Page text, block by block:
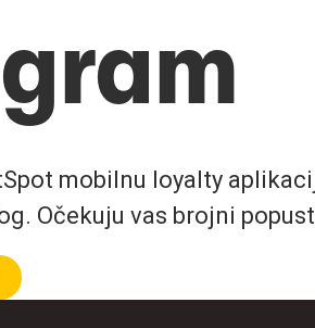
mobilnu loyalty
Očekuju vas brojni